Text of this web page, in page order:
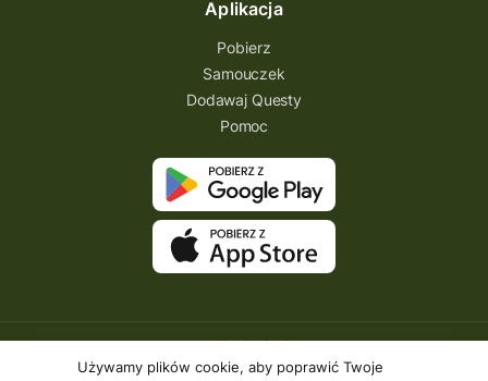
Używamy plików cookie, aby poprawić Twoje
Hutniczy Ostrowiec
gry terenowe
gry edukacyjne
akademia questingu
zydzi
życzenia
ziemia lubaczowska
Zielona Góra
zawody questowe
wyprawa odkrywców
wyprawa
wyieczki śląskie
wygraj darmowy quest
Aplikacja
Pobierz
Samouczek
Dodawaj Questy
Pomoc